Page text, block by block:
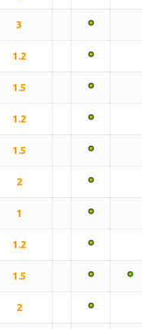
3
1.2
1.5
1.2
1.5
2
1
1.2
1.5
2